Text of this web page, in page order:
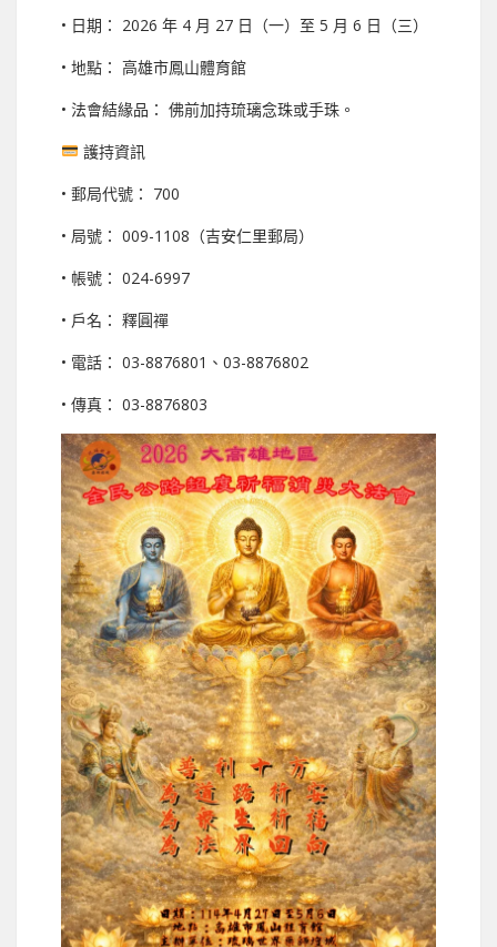
• 日期： 2026 年 4 月 27 日（一）至 5 月 6 日（三）
• 地點： 高雄市鳳山體育館
• 法會結緣品： 佛前加持琉璃念珠或手珠。
護持資訊
• 郵局代號： 700
• 局號： 009-1108（吉安仁里郵局）
• 帳號： 024-6997
• 戶名： 釋圓禪
• 電話： 03-8876801、03-8876802
• 傳真： 03-8876803